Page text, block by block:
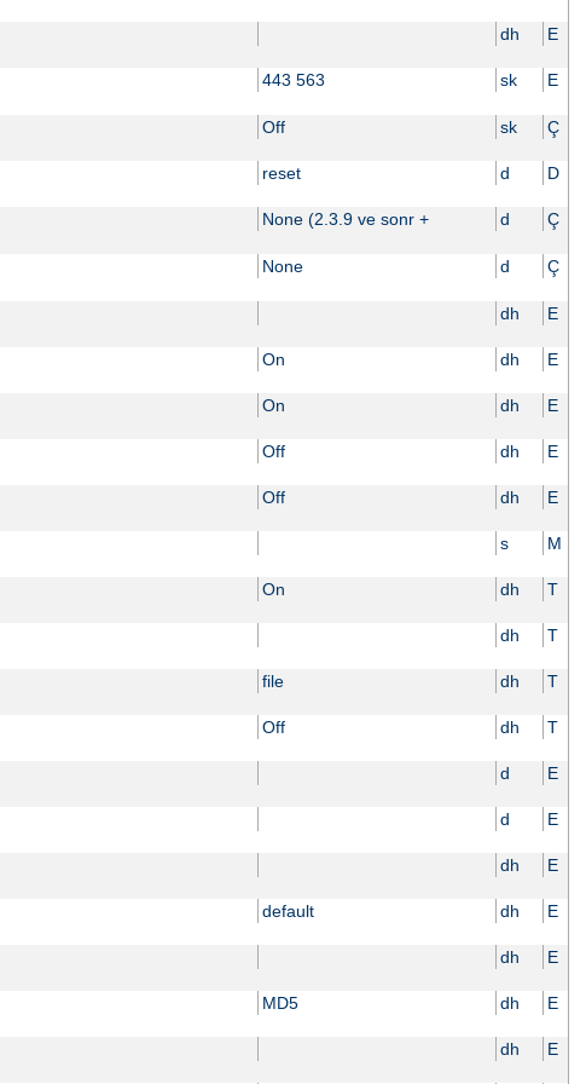
dh E
443 563 sk E
Off sk Ç
reset d D
None (2.3.9 ve sonr + d Ç
None d Ç
dh E
On dh E
On dh E
Off dh E
Off dh E
s M
On dh T
dh T
file dh T
Off dh T
d E
d E
dh E
default dh E
dh E
MD5 dh E
dh E